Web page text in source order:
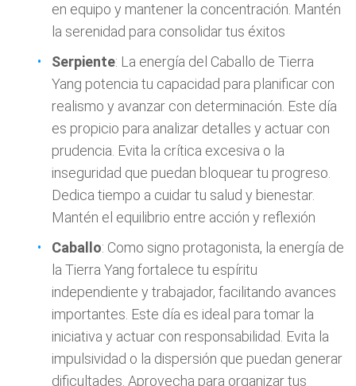
en equipo y mantener la concentración. Mantén
la serenidad para consolidar tus éxitos
Serpiente: La energía del Caballo de Tierra
Yang potencia tu capacidad para planificar con
realismo y avanzar con determinación. Este día
es propicio para analizar detalles y actuar con
prudencia. Evita la crítica excesiva o la
inseguridad que puedan bloquear tu progreso.
Dedica tiempo a cuidar tu salud y bienestar.
Mantén el equilibrio entre acción y reflexión
Caballo: Como signo protagonista, la energía de
la Tierra Yang fortalece tu espíritu
independiente y trabajador, facilitando avances
importantes. Este día es ideal para tomar la
iniciativa y actuar con responsabilidad. Evita la
impulsividad o la dispersión que puedan generar
dificultades. Aprovecha para organizar tus